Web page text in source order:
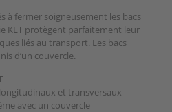
à fermer soigneusement les bacs
KLT protègent parfaitement leur
liés au transport. Les bacs
d’un couvercle.
et transversaux
avec un couvercle